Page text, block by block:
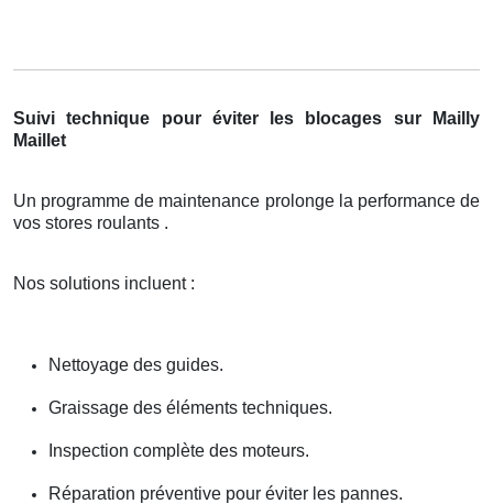
Suivi technique pour éviter les blocages sur Mailly
Maillet
Un programme de maintenance prolonge la performance de
vos stores roulants .
Nos solutions incluent :
Nettoyage des guides.
Graissage des éléments techniques.
Inspection complète des moteurs.
Réparation préventive pour éviter les pannes.